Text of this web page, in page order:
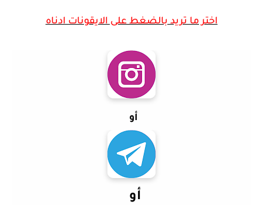
اختر ما تريد بالضغط على الايقونات ادناه
أو
أو